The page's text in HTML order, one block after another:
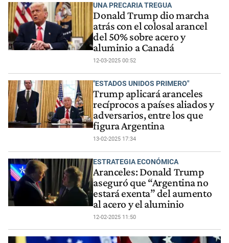
UNA PRECARIA TREGUA
Donald Trump dio marcha
atrás con el colosal arancel
del 50% sobre acero y
aluminio a Canadá
12-03-2025 00:52
"ESTADOS UNIDOS PRIMERO"
Trump aplicará aranceles
recíprocos a países aliados y
adversarios, entre los que
figura Argentina
13-02-2025 17:34
ESTRATEGIA ECONÓMICA
Aranceles: Donald Trump
aseguró que “Argentina no
estará exenta” del aumento
al acero y el aluminio
12-02-2025 11:50